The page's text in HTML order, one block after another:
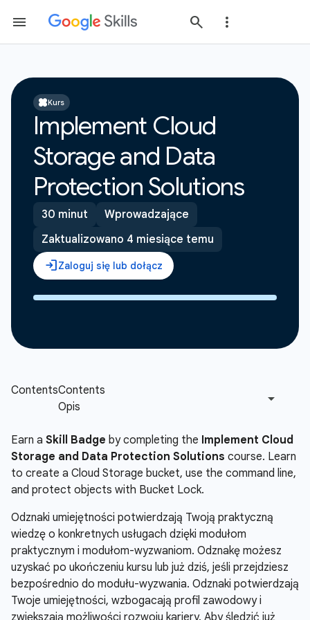
Kurs
Implement Cloud
Storage and Data
Protection Solutions
30 minut
Wprowadzające
Zaktualizowano 4 miesiące temu
Earn a Skill Badge by completing the Implement Cloud
Storage and Data Protection Solutions course. Learn
to create a Cloud Storage bucket, use the command line,
and protect objects with Bucket Lock.
Odznaki umiejętności potwierdzają Twoją praktyczną
wiedzę o konkretnych usługach dzięki modułom
praktycznym i modułom-wyzwaniom. Odznakę możesz
uzyskać po ukończeniu kursu lub już dziś, jeśli przejdziesz
bezpośrednio do modułu-wyzwania. Odznaki potwierdzają
Twoje umiejętności, wzbogacają profil zawodowy i
zwiększają możliwości rozwoju kariery. Aby śledzić już